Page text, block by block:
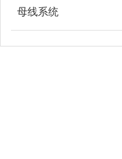
母线系统